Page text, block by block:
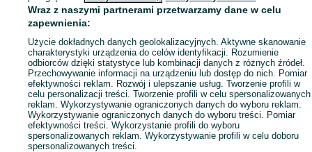
Wraz z naszymi partnerami przetwarzamy dane w celu
zapewnienia:
Użycie dokładnych danych geolokalizacyjnych. Aktywne skanowanie
charakterystyki urządzenia do celów identyfikacji. Rozumienie
odbiorców dzięki statystyce lub kombinacji danych z różnych źródeł.
Przechowywanie informacji na urządzeniu lub dostęp do nich. Pomiar
efektywności reklam. Rozwój i ulepszanie usług. Tworzenie profili w
celu personalizacji treści. Tworzenie profili w celu spersonalizowanych
reklam. Wykorzystywanie ograniczonych danych do wyboru reklam.
Wykorzystywanie ograniczonych danych do wyboru treści. Pomiar
efektywności treści. Wykorzystanie profili do wyboru
spersonalizowanych reklam. Wykorzystywanie profili w celu doboru
spersonalizowanych treści.